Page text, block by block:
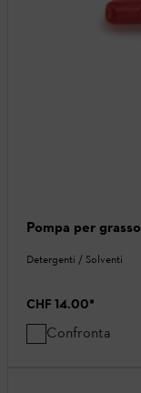
Pompa per grasso
Detergenti / Solventi
CHF 14.00*
Confronta